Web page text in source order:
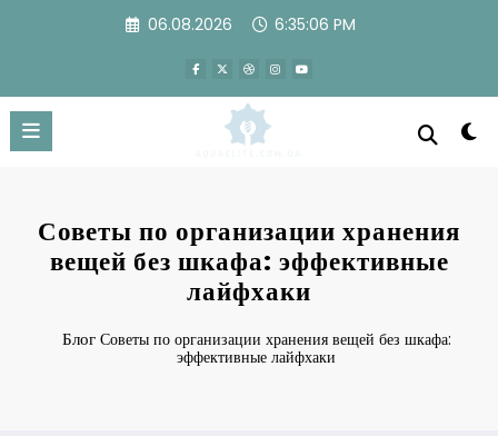
06.08.2026 6:35:06 PM
Советы по организации хранения
вещей без шкафа: эффективные
лайфхаки
Блог Советы по организации хранения вещей без шкафа:
эффективные лайфхаки